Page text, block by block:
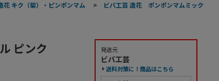
花 キク（菊）・ピンポンマム >
ビバ工芸 造花 ポンポンマムミック
ピンク
発送元
ビバ工芸
送料対策に！商品はこちら